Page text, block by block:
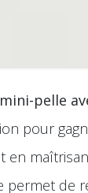
pelle
pour
en
permet de